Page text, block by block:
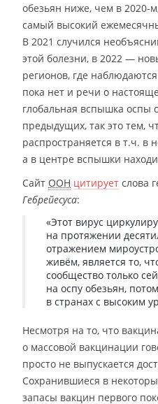
обезьян ниже, чем в 2020-
самый высокий
В 2021 случился
этой болезни, в 2022 —
регионов, где
пока нет и речи о
глобальная вспышка оспы
предыдущих, так это тем,
распространяется в т.ч. в
а в центре вспышки
Сайт ООН цитирует слова
Гебрейесуса:
«Этот вирус
на протяжении
отражением
живём, является то,
сообщество только
на оспу обезьян,
в странах с высоким
Несмотря на то, что
о массовой вакцинации
просто не выпускается
Сохранившиеся в
запасы вакцин первого